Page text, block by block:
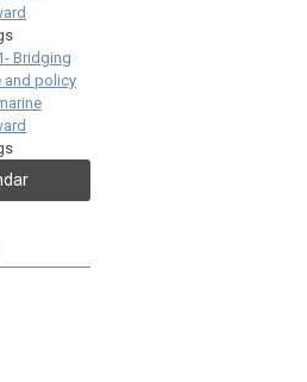
Bridging
and policy